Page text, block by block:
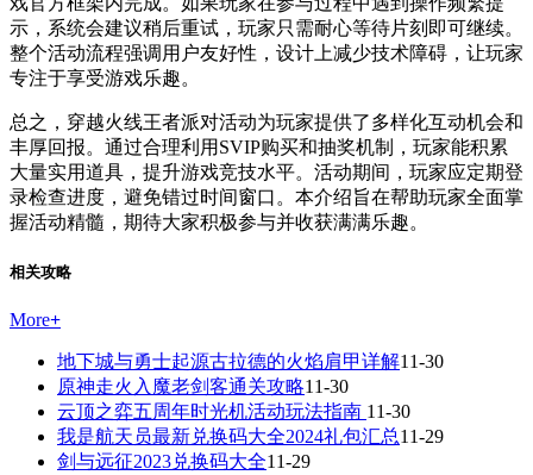
示，系统会建议稍后重试，玩家只需耐心等待片刻即可继续。
整个活动流程强调用户友好性，设计上减少技术障碍，让玩家
专注于享受游戏乐趣。
总之，穿越火线王者派对活动为玩家提供了多样化互动机会和
丰厚回报。通过合理利用SVIP购买和抽奖机制，玩家能积累
大量实用道具，提升游戏竞技水平。活动期间，玩家应定期登
录检查进度，避免错过时间窗口。本介绍旨在帮助玩家全面掌
握活动精髓，期待大家积极参与并收获满满乐趣。
相关攻略
More+
地下城与勇士起源古拉德的火焰肩甲详解11-30
原神走火入魔老剑客通关攻略11-30
云顶之弈五周年时光机活动玩法指南 11-30
我是航天员最新兑换码大全2024礼包汇总11-29
剑与远征2023兑换码大全11-29